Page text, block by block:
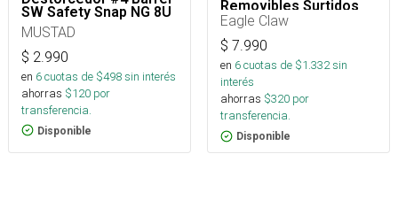
SW Safety Snap NG 8U
MUSTAD
$ 2.990
en 6cuotas de $498sin interés
ahorras $120 por
transferencia.
Disponible
Removibles Surtidos
124 Piezas
Eagle Claw
$ 7.990
en 6cuotas de $1.332sin
interés
ahorras $320 por
transferencia.
Disponible